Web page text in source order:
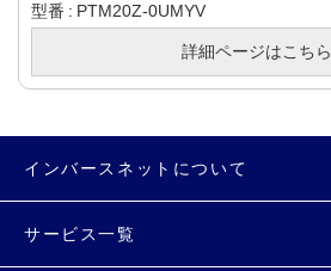
型番
PTM20Z-0UMYV
詳細ページはこちら
インバースネットについて
サービス一覧